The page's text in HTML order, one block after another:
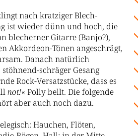
nach kratziger Blech-
ist wieder dünn und hoch, die
blecherner Gitarre (Banjo?),
Akkordeon-Tönen angeschrägt,
Danach natürlich
schräger Gesang
Rock-Versatzstücke, dass es
not!« Polly bellt. Die folgende
aber auch noch dazu.
Hauchen, Flöten,